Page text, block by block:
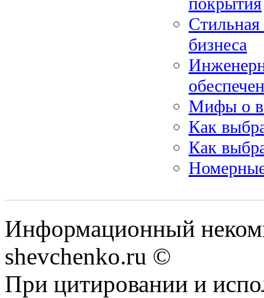
бизнеса
Мифы о
Как
Как
Информационный
shevchenko.ru ©
При цитировании и